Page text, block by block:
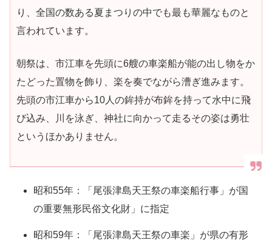
り、全国の数ある夏まつりの中でも最も華麗なものと
言われています。
朝祭は、市江車を先頭に6艘の車楽船が能の出し物をか
たどった置物を飾り、楽を奏でながら漕ぎ進みます。
先頭の市江車から10人の鉾持が布鉾を持って水中に飛
び込み、川を泳ぎ、神社に向かって走るその姿は勇壮
というほかありません。
昭和55年：「尾張津島天王祭の車楽船行事」が国
の重要無形民俗文化財」に指定
昭和59年：「尾張津島天王祭の車楽」が県の有形